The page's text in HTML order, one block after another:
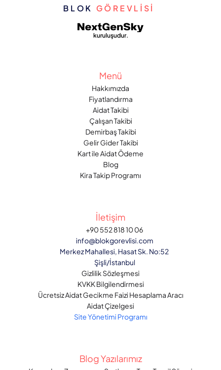
BLOK GÖREVLİSİ
kuruluşudur.
Menü
Hakkımızda
Fiyatlandırma
Aidat Takibi
Çalışan Takibi
Demirbaş Takibi
Gelir Gider Takibi
Kart ile Aidat Ödeme
Blog
Kira Takip Programı
İletişim
‪+90 552 818 10 06‬
info@blokgorevlisi.com
Merkez Mahallesi, Hasat Sk. No:52
Şişli/İstanbul
Gizlilik Sözleşmesi
KVKK Bilgilendirmesi
Ücretsiz Aidat Gecikme Faizi Hesaplama Aracı
Aidat Çizelgesi
Site Yönetimi Programı
Blog Yazılarımız